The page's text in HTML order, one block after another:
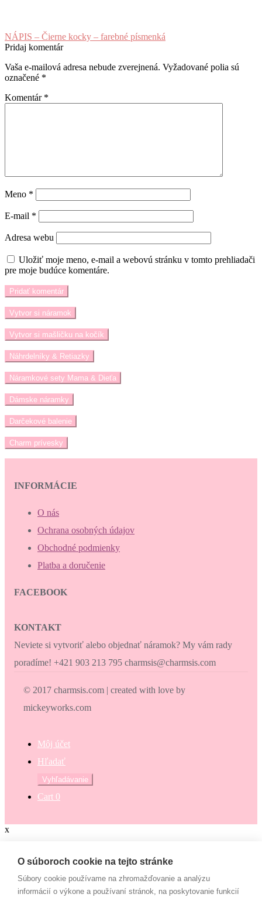
Navigácia
v
článku
Predchádzajúci
článok:
NÁPIS – Čierne kocky – farebné písmenká
Pridaj komentár
Vaša e-mailová adresa nebude zverejnená. Vyžadované polia sú
označené *
Komentár *
Meno *
E-mail *
Adresa webu
Uložiť moje meno, e-mail a webovú stránku v tomto prehliadači
pre moje budúce komentáre.
Vytvor si náramok
Vytvor si mašličku na kočík
Náhrdelníky & Retiazky
Náramkové sety Mama & Dieťa
Dámske náramky
Darčekové balenie
Charm prívesky
INFORMÁCIE
O nás
Ochrana osobných údajov
Obchodné podmienky
Platba a doručenie
FACEBOOK
KONTAKT
Neviete si vytvoriť alebo objednať náramok? My vám rady
poradíme! +421 903 213 795 charmsis@charmsis.com
© 2017 charmsis.com | created with love by
mickeyworks.com
Môj účet
Hľadať
Hľadať:
Vyhľadávanie
Cart 0
x
Zaokrúhli svoj nákup
Zaokrúhli svoj nákup a prispej na dobrú vec. Občianske združenie
Mamy v pohybe pomáha osamelým mamám, ktoré nemajú to šťastie
O súboroch cookie na tejto stránke
Súbory cookie používame na zhromažďovanie a analýzu
informácií o výkone a používaní stránok, na poskytovanie funkcií